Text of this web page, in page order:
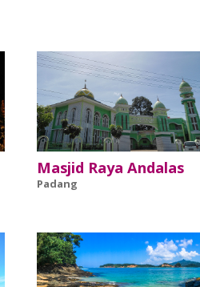
Masjid Raya Andalas
Padang